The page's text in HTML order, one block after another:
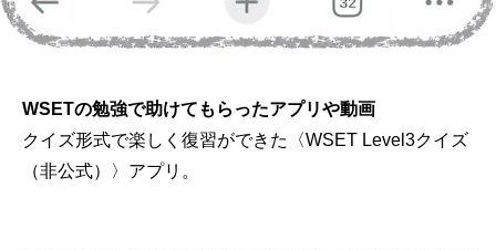
WSETの勉強で助けてもらったアプリや動画
クイズ形式で楽しく復習ができた〈WSET Level3クイズ
（非公式）〉アプリ。